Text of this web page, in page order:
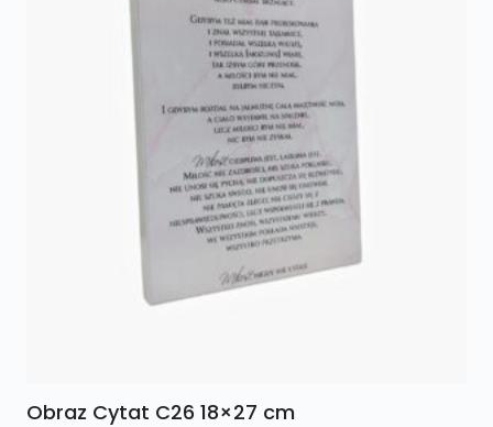
Obraz Cytat C26 18×27 cm